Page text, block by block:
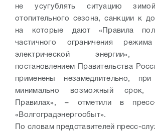
не усугублять ситуацию
отопительного сезона, санкции к
на которые дают «Правила
частичного ограничения режима
электрической энергии»,
постановлением Правительства
применены незамедлительно,
минимально возможный срок,
Правилах», – отметили в
«Волгоградэнергосбыт».
По словам представителей пресс-